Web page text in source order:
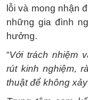
lỗi và mong nhận
những gia đình
hưởng.
“Với trách nhiệm
rút kinh nghiệm,
thuật để không